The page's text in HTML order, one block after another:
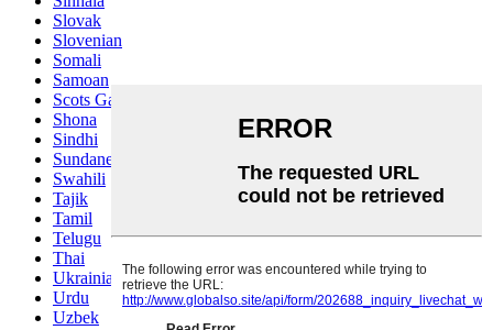
Slovak
Slovenian
Somali
Samoan
Scots Gaelic
Shona
Sindhi
Sundanese
Swahili
Tajik
Tamil
Telugu
Thai
Ukrainian
Urdu
Uzbek